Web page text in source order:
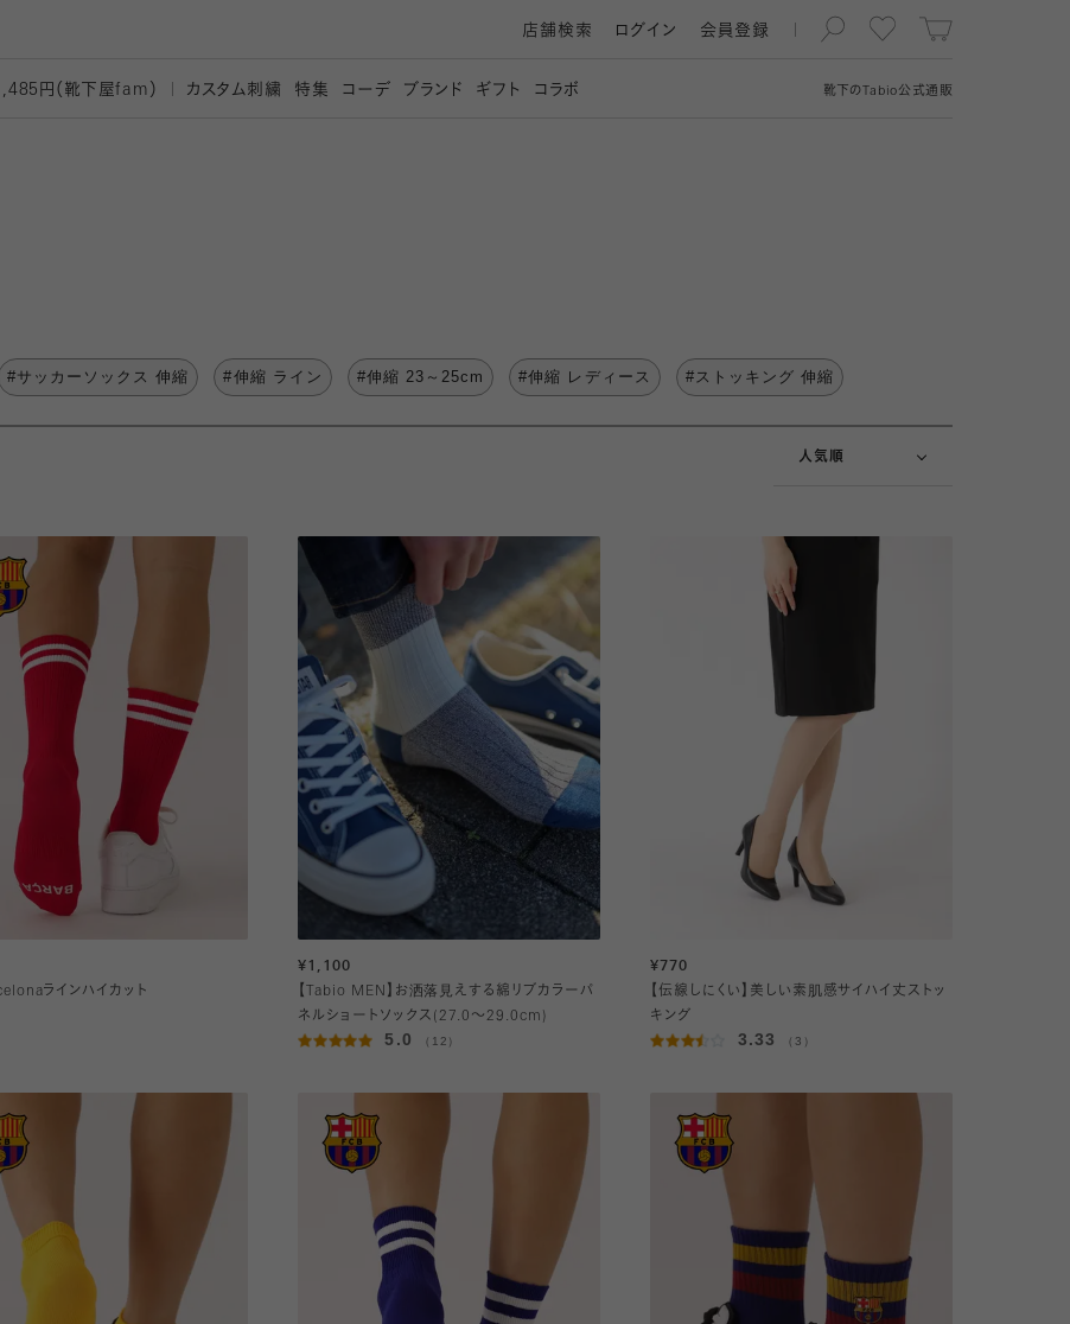
靴下の Tabio公式通販
店舗検索 ログイン 会員登録
円（靴下屋fam） カスタム刺繍 特集 コーデ ブランド ギフト コラボ
#サッカーソックス 伸縮 #伸縮 ライン #伸縮 23～25cm #伸縮 レディース #ストッキング 伸縮
人気順
価格が安い順
価格が高い順
ラインハイカット
¥1,100
【Tabio MEN】お洒落見えする綿リブカラーパ
ネルショートソックス(27.0～29.0cm)
5.0 （12）
¥770
【伝線しにくい】美しい素肌感サイハイ丈ストッ
キング
3.33 （3）